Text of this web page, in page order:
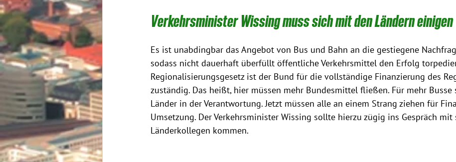
Verkehrsminister Wissing muss sich mit den Ländern einigen
Es ist unabdingbar das Angebot von Bus und Bahn an die gestiegene
sodass nicht dauerhaft überfüllt öffentliche Verkehrsmittel den Erfolg
Regionalisierungsgesetz ist der Bund für die vollständige Finanzierung des
zuständig. Das heißt, hier müssen mehr Bundesmittel fließen. Für mehr Busse
Länder in der Verantwortung. Jetzt müssen alle an einem Strang ziehen für
Umsetzung. Der Verkehrsminister Wissing sollte hierzu zügig ins Gespräch mit
Länderkollegen kommen.